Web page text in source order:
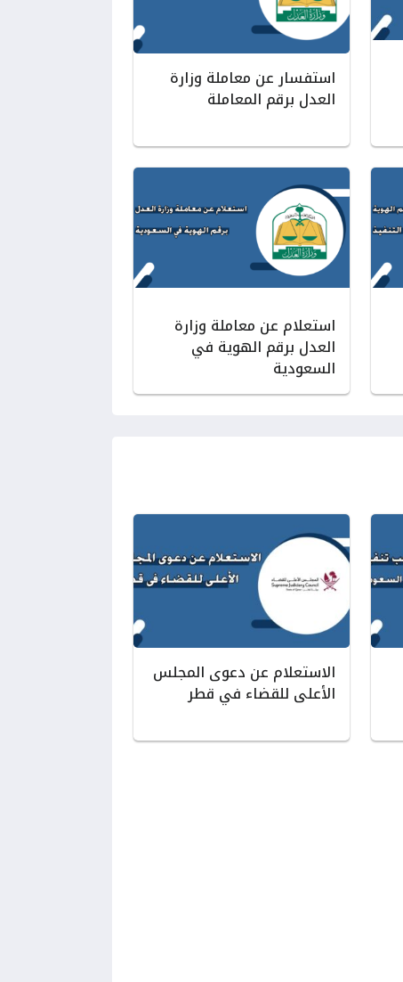
استفسار عن معاملة وزارة
العدل برقم المعاملة
استعلام عن معاملة وزارة
العدل برقم الهوية في
السعودية
الاستعلام عن دعوى المجلس
الأعلى للقضاء في قطر